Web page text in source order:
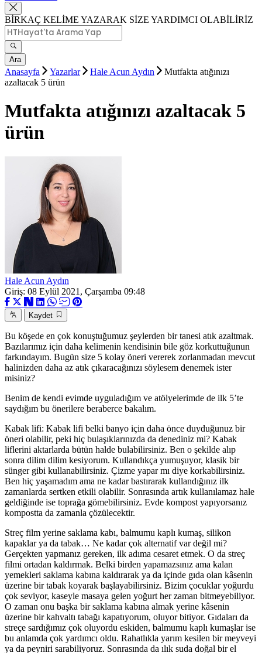
BİRKAÇ KELİME YAZARAK SİZE YARDIMCI OLABİLİRİZ
Ara
Anasayfa Yazarlar Hale Acun Aydın
Mutfakta atığınızı
azaltacak 5 ürün
Mutfakta atığınızı azaltacak 5
ürün
Hale Acun Aydın
Giriş: 08 Eylül 2021, Çarşamba 09:48
Kaydet
Bu köşede en çok konuştuğumuz şeylerden bir tanesi atık azaltmak.
Bazılarımız için daha kelimenin kendisinin bile göz korkuttuğunun
farkındayım. Bugün size 5 kolay öneri vererek zorlanmadan mevcut
halinizden daha az atık çıkaracağınızı söylesem denemek ister
misiniz?
Benim de kendi evimde uyguladığım ve atölyelerimde de ilk 5’te
saydığım bu önerilere beraberce bakalım.
Kabak lifi: Kabak lifi belki banyo için daha önce duyduğunuz bir
öneri olabilir, peki hiç bulaşıklarınızda da denediniz mi? Kabak
liflerini aktarlarda bütün halde bulabilirsiniz. Ben o şekilde alıp
sonra dilim dilim kesiyorum. Kullandıkça yumuşuyor, klasik bir
sünger gibi kullanabilirsiniz. Çizme yapar mı diye korkabilirsiniz.
Ben hiç yaşamadım ama ne kadar bastırarak kullandığınız ilk
zamanlarda sertken etkili olabilir. Sonrasında artık kullanılamaz hale
geldiğinde ise toprağa gömebilirsiniz. Evde kompost yapıyorsanız
kompostta da zamanla çözülecektir.
Streç film yerine saklama kabı, balmumu kaplı kumaş, silikon
kapaklar ya da tabak… Ne kadar çok alternatif var değil mi?
Gerçekten yapmanız gereken, ilk adıma cesaret etmek. O da streç
filmi ortadan kaldırmak. Belki birden yapamazsınız ama kalan
yemekleri saklama kabına kaldırarak ya da içinde gıda olan kâsenin
üzerine bir tabak koyarak başlayabilirsiniz. Bizim çocuklar yoğurdu
çok seviyor, kaseyle masaya gelen yoğurt her zaman bitmeyebiliyor.
O zaman onu başka bir saklama kabına almak yerine kâsenin
üzerine bir kahvaltı tabağı kapatıyorum, oluyor bitiyor. Gıdaları da
streçe sardığımız çok oluyordu eskiden, balmumu kaplı kumaşlar ise
bu anlamda çok yardımcı oldu. Rahatlıkla yarım kesilen bir meyveyi
ya da peyniri sarabiliyoruz. Sonrasında da ılık suda doğal bir el